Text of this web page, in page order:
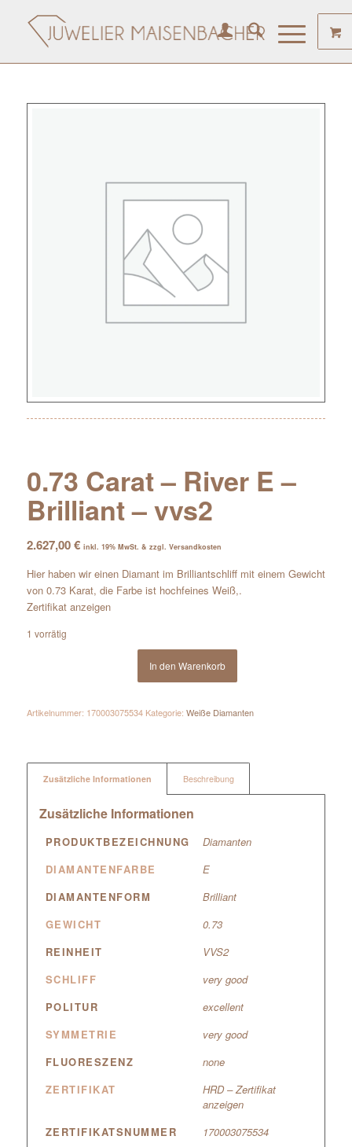
0.73 Carat – River E –
Brilliant – vvs2
2.627,00€ inkl. 19% MwSt. & zzgl. Versandkosten
Hier haben wir einen Diamant im Brilliantschliff mit einem Gewicht
von 0.73 Karat, die Farbe ist hochfeines Weiß,.
Zertifikat anzeigen
1 vorrätig
In den Warenkorb
Artikelnummer: 170003075534 Kategorie: Weiße Diamanten
Zusätzliche Informationen Beschreibung
Zusätzliche Informationen
PRODUKTBEZEICHNUNG
Diamanten
DIAMANTENFARBE
E
DIAMANTENFORM
Brilliant
GEWICHT
0.73
REINHEIT
VVS2
SCHLIFF
very good
POLITUR
excellent
SYMMETRIE
very good
FLUORESZENZ
none
ZERTIFIKAT
HRD – Zertifikat
anzeigen
ZERTIFIKATSNUMMER
170003075534